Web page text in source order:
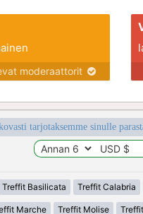
moderaattorit
tarjotaksemme sinulle
Treffit Basilicata Treffit Calabria
Marche Treffit Molise